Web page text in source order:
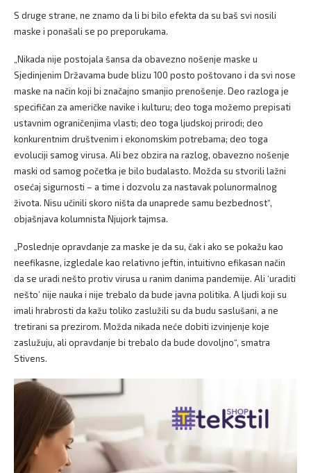
S druge strane, ne znamo da li bi bilo efekta da su baš svi nosili
maske i ponašali se po preporukama.
„Nikada nije postojala šansa da obavezno nošenje maske u
Sjedinjenim Državama bude blizu 100 posto poštovano i da svi nose
maske na način koji bi značajno smanjio prenošenje. Deo razloga je
specifičan za američke navike i kulturu; deo toga možemo prepisati
ustavnim ograničenjima vlasti; deo toga ljudskoj prirodi; deo
konkurentnim društvenim i ekonomskim potrebama; deo toga
evoluciji samog virusa. Ali bez obzira na razlog, obavezno nošenje
maski od samog početka je bilo budalasto. Možda su stvorili lažni
osećaj sigurnosti – a time i dozvolu za nastavak polunormalnog
života. Nisu učinili skoro ništa da unaprede samu bezbednost“,
objašnjava kolumnista Njujork tajmsa.
„Poslednje opravdanje za maske je da su, čak i ako se pokažu kao
neefikasne, izgledale kao relativno jeftin, intuitivno efikasan način
da se uradi nešto protiv virusa u ranim danima pandemije. Ali ‘uraditi
nešto’ nije nauka i nije trebalo da bude javna politika. A ljudi koji su
imali hrabrosti da kažu toliko zaslužili su da budu saslušani, a ne
tretirani sa prezirom. Možda nikada neće dobiti izvinjenje koje
zaslužuju, ali opravdanje bi trebalo da bude dovoljno“, smatra
Stivens.